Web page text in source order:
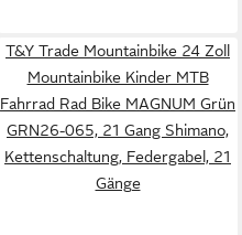
T&Y Trade Mountainbike 24 Zoll
Mountainbike Kinder MTB
Fahrrad Rad Bike MAGNUM Grün
GRN26-065, 21 Gang Shimano,
Kettenschaltung, Federgabel, 21
Gänge